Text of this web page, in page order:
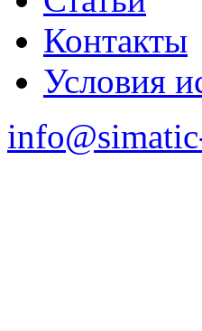
Контакты
Условия